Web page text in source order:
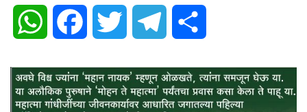
WhatsApp Facebook Twitter Telegram